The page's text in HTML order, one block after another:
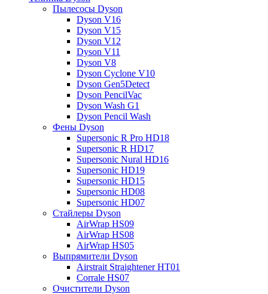
Пылесосы Dyson
Dyson V16
Dyson V15
Dyson V12
Dyson V11
Dyson V8
Dyson Cyclone V10
Dyson Gen5Detect
Dyson PencilVac
Dyson Wash G1
Dyson Pencil Wash
Фены Dyson
Supersonic R Pro HD18
Supersonic R HD17
Supersonic Nural HD16
Supersonic HD19
Supersonic HD15
Supersonic HD08
Supersonic HD07
Стайлеры Dyson
AirWrap HS09
AirWrap HS08
AirWrap HS05
Выпрямители Dyson
Airstrait Straightener HT01
Corrale HS07
Очистители Dyson